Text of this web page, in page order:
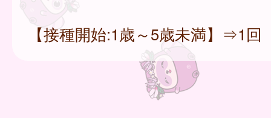
【接種開始:1歳～5歳未満】⇒1回